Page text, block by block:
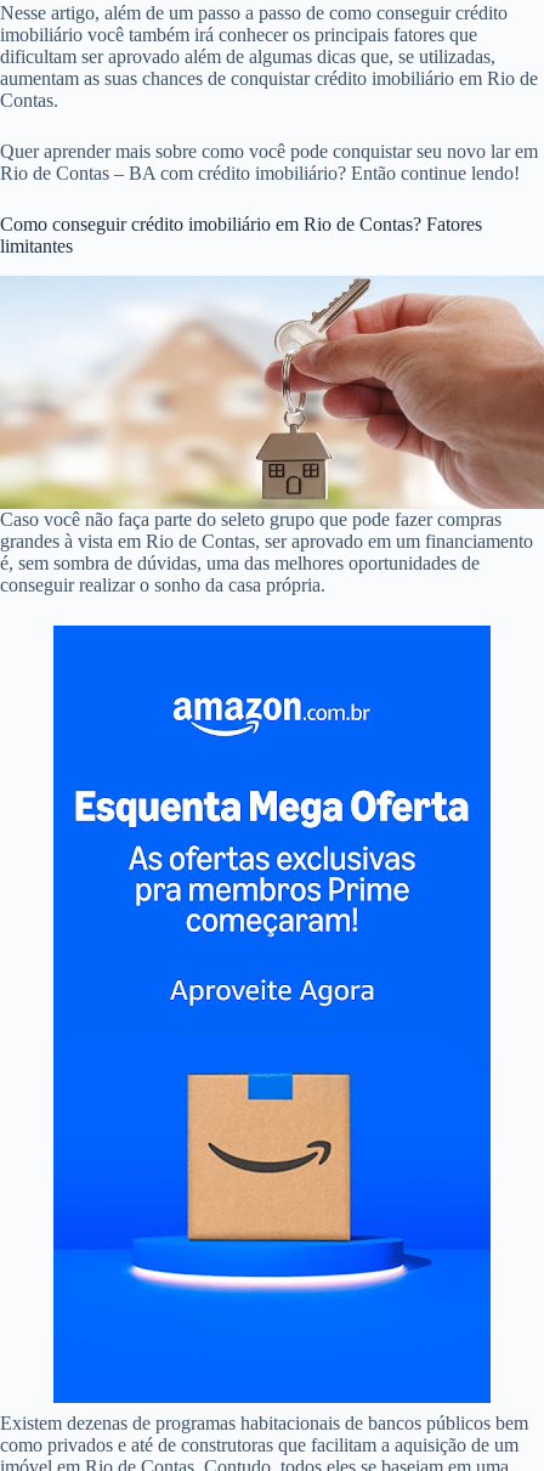
Nesse artigo, além de um passo a passo de como conseguir crédito
imobiliário você também irá conhecer os principais fatores que
dificultam ser aprovado além de algumas dicas que, se utilizadas,
aumentam as suas chances de conquistar crédito imobiliário em Rio de
Contas.
Quer aprender mais sobre como você pode conquistar seu novo lar em
Rio de Contas – BA com crédito imobiliário? Então continue lendo!
Como conseguir crédito imobiliário em Rio de Contas? Fatores
limitantes
Caso você não faça parte do seleto grupo que pode fazer compras
grandes à vista em Rio de Contas, ser aprovado em um financiamento
é, sem sombra de dúvidas, uma das melhores oportunidades de
conseguir realizar o sonho da casa própria.
Existem dezenas de programas habitacionais de bancos públicos bem
como privados e até de construtoras que facilitam a aquisição de um
imóvel em Rio de Contas. Contudo, todos eles se baseiam em uma